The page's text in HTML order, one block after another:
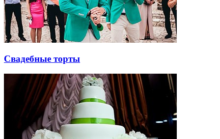
Свадебные торты